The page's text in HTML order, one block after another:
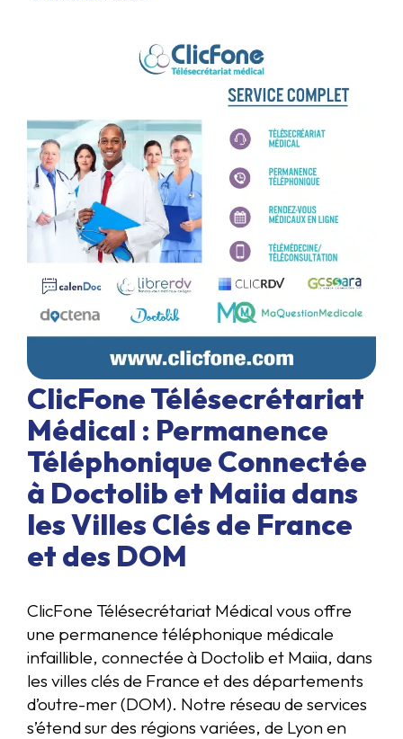
ClicFone Télésecrétariat
Médical : Permanence
Téléphonique Connectée
à Doctolib et Maiia dans
les Villes Clés de France
et des DOM
ClicFone Télésecrétariat Médical vous offre
une permanence téléphonique médicale
infaillible, connectée à Doctolib et Maiia, dans
les villes clés de France et des départements
d’outre-mer (DOM). Notre réseau de services
s’étend sur des régions variées, de Lyon en